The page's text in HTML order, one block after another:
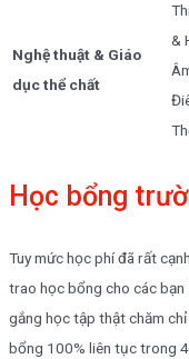
Nghệ thuật & Giáo
dục thể chất
&
Học bổng
Tuy mức học phí đã rất
trao học bổng cho các bạn
gắng học tập thật chăm
bổng 100% liên tục trong